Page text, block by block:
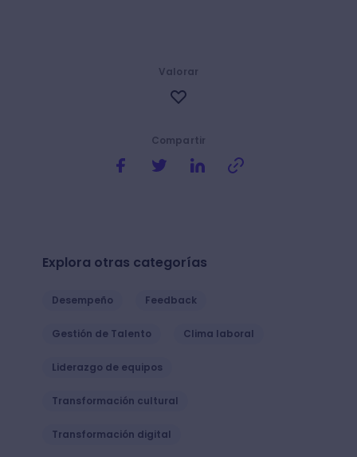
Compartir
Valorar
Explora otras categorías
Desempeño Feedback
Gestión de Talento Clima laboral
Liderazgo de equipos
Transformación cultural
Transformación digital